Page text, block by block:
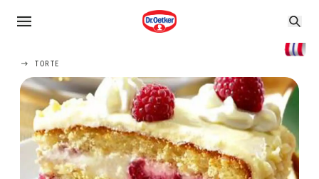
TORTE